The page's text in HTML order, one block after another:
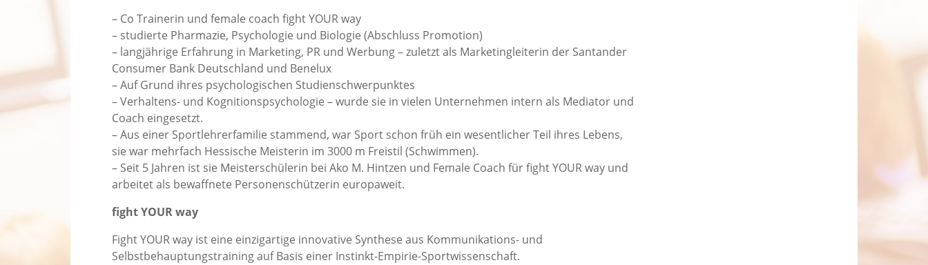
– Co Trainerin und female coach fight YOUR way
– studierte Pharmazie, Psychologie und Biologie (Abschluss Promotion)
– langjährige Erfahrung in Marketing, PR und Werbung – zuletzt als Marketingleiterin der Santander
Consumer Bank Deutschland und Benelux
– Auf Grund ihres psychologischen Studienschwerpunktes
– Verhaltens- und Kognitionspsychologie – wurde sie in vielen Unternehmen intern als Mediator und
Coach eingesetzt.
– Aus einer Sportlehrerfamilie stammend, war Sport schon früh ein wesentlicher Teil ihres Lebens,
sie war mehrfach Hessische Meisterin im 3000 m Freistil (Schwimmen).
– Seit 5 Jahren ist sie Meisterschülerin bei Ako M. Hintzen und Female Coach für fight YOUR way und
arbeitet als bewaffnete Personenschützerin europaweit.
fight YOUR way
Fight YOUR way ist eine einzigartige innovative Synthese aus Kommunikations- und
Selbstbehauptungstraining auf Basis einer Instinkt-Empirie-Sportwissenschaft.